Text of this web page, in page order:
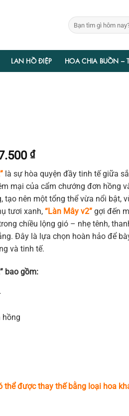
Tìm
kiếm:
LAN HỒ ĐIỆP HOA CHIA BUỒN –
₫.
₫Giá
hiện
tại
là:
367.500 ₫.
là sự hòa quyện đầy tinh tế giữa
mại của cẩm chướng đơn hồng
tạo nên một tổng thể vừa nổi bật,
tươi xanh, “Làn Mây v2” gợi đến
chiều lộng gió – nhẹ tênh,
Đây là lựa chọn hoàn hảo để
và tinh tế.
bao gồm:
hồng
thể được thay thế bằng loại hoa